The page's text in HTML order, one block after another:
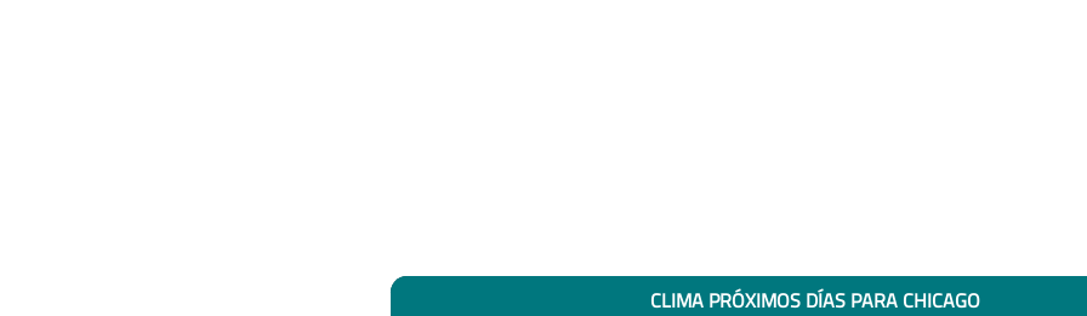
CLIMA PRÓXIMOS DÍAS PARA CHICAGO